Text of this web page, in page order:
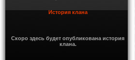
История клана
Скоро здесь будет опубликована история
клана.